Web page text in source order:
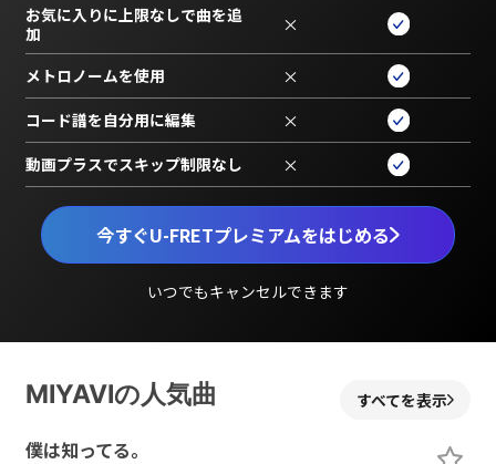
今すぐU-FRETプレミアムをはじめる
いつでもキャンセルできます
お気に入りに上限なしで曲を追
加
×
メトロノームを使用 ×
コード譜を自分用に編集 ×
動画プラスでスキップ制限なし ×
MIYAVIの人気曲 すべてを表示
僕は知ってる。